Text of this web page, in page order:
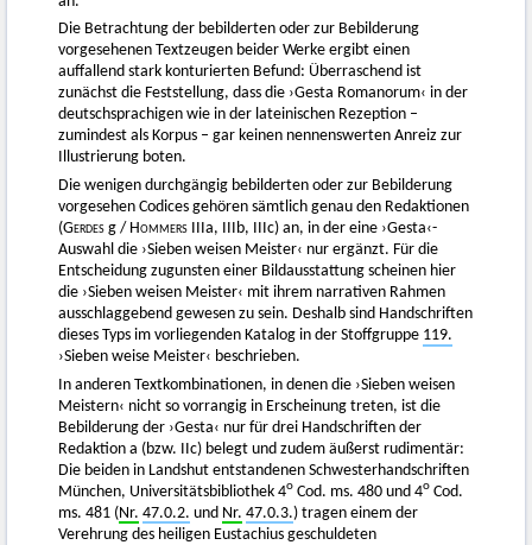
Die Betrachtung der bebilderten oder zur Bebilderung
vorgesehenen Textzeugen beider Werke ergibt einen
auffallend stark konturierten Befund: Überraschend ist
zunächst die Feststellung, dass die ›Gesta Romanorum‹ in der
deutschsprachigen wie in der lateinischen Rezeption –
zumindest als Korpus – gar keinen nennenswerten Anreiz zur
Illustrierung boten.
Die wenigen durchgängig bebilderten oder zur Bebilderung
vorgesehen Codices gehören sämtlich genau den Redaktionen
(Gerdes g / Hommers IIIa, IIIb, IIIc) an, in der eine ›Gesta‹-
Auswahl die ›Sieben weisen Meister‹ nur ergänzt. Für die
Entscheidung zugunsten einer Bildausstattung scheinen hier
die ›Sieben weisen Meister‹ mit ihrem narrativen Rahmen
ausschlaggebend gewesen zu sein. Deshalb sind Handschriften
dieses Typs im vorliegenden Katalog in der Stoffgruppe 119.
›Sieben weise Meister‹ beschrieben.
In anderen Textkombinationen, in denen die ›Sieben weisen
Meistern‹ nicht so vorrangig in Erscheinung treten, ist die
Bebilderung der ›Gesta‹ nur für drei Handschriften der
Redaktion a (bzw. IIc) belegt und zudem äußerst rudimentär:
Die beiden in Landshut entstandenen Schwesterhandschriften
München, Universitätsbibliothek 4o Cod. ms. 480 und 4o Cod.
ms. 481 (Nr. 47.0.2. und Nr. 47.0.3.) tragen einem der
Verehrung des heiligen Eustachius geschuldeten